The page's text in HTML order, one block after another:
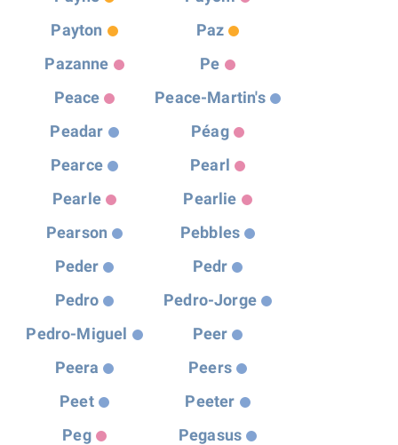
Payton
Paz
Pazanne
Pe
Peace
Peace-Martin's
Peadar
Péag
Pearce
Pearl
Pearle
Pearlie
Pearson
Pebbles
Peder
Pedr
Pedro
Pedro-Jorge
Pedro-Miguel
Peer
Peera
Peers
Peet
Peeter
Peg
Pegasus